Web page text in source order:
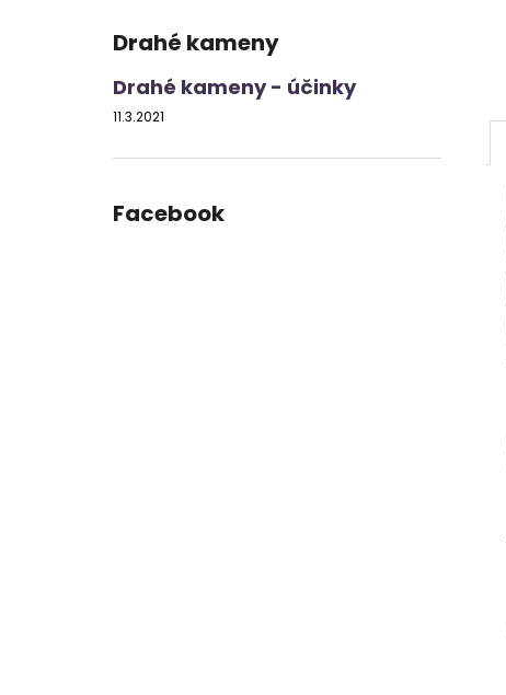
Drahé kameny
Drahé kameny - účinky
11.3.2021
Facebook